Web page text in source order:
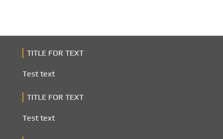
TITLE FOR TEXT
Test text
TITLE FOR TEXT
Test text